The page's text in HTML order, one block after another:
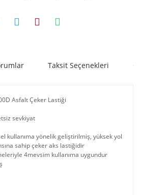
Taksit Seçenekleri
Asfalt Çeker Lastiği
sevkiyat
kullanıma yönelik geliştirilmiş, yüksek yol
sahip çeker aks lastiğidir
4mevsim kullanıma uygundur